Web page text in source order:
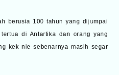
berusia 100 tahun yang dijumpai
di Antartika dan orang yang
kek nie sebenarnya masih segar